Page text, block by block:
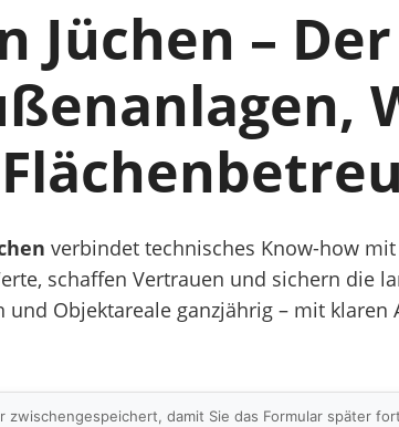
Jüchen –
verbindet technisches Know-how
schaffen Vertrauen und sichern die
und Objektareale ganzjährig – mit
zwischengespeichert, damit Sie das Formular später